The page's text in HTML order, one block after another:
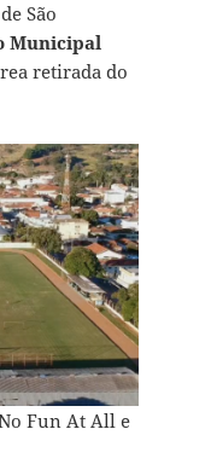
São
Municipal
retirada do
Fun At All e